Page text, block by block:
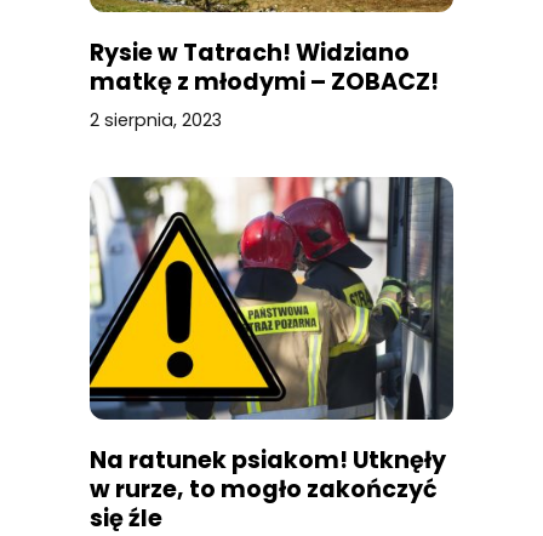
Rysie w Tatrach! Widziano
matkę z młodymi – ZOBACZ!
2 sierpnia, 2023
Na ratunek psiakom! Utknęły
w rurze, to mogło zakończyć
się źle